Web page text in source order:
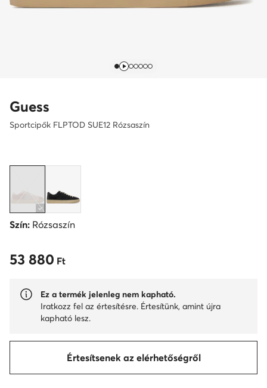
Guess
Sportcipők FLPTOD SUE12 Rózsaszín
Szín: Rózsaszín
53 880 Ft
53 880 Ft
Ez a termék jelenleg nem kapható.
Iratkozz fel az értesítésre. Értesítünk, amint újra
kapható lesz.
Értesítsenek az elérhetőségről